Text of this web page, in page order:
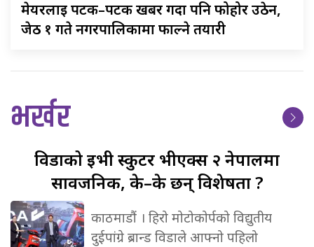
मेयरलाईपटक–पटक खबर गर्दा पनि फोहोर उठेन,
जेठ १ गते नगरपालिकामा फाल्ने तयारी
भर्खर
विडाकोईभी स्कुटर भीएक्स २ नेपालमा
सार्वजनिक, के–के छन् विशेषता ?
काठमाडौं । हिरो मोटोकोर्पको विद्युतीय
दुईपांग्रे ब्रान्ड विडाले आफ्नो पहिलो